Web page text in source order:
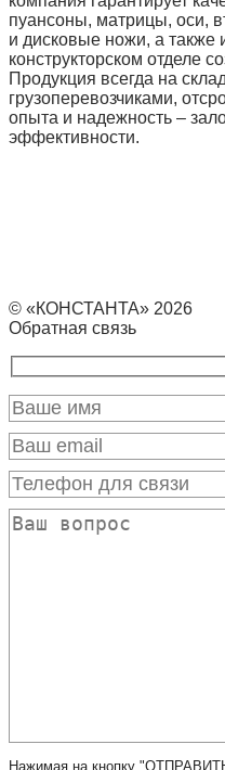
пуансоны, матрицы, оси,
и дисковые ножи, а также
конструкторском отделе
Продукция всегда на
грузоперевозчиками,
опыта и надежность –
эффективности.
© «КОНСТАНТА» 2026
Обратная связь
Нажимая на кнопку